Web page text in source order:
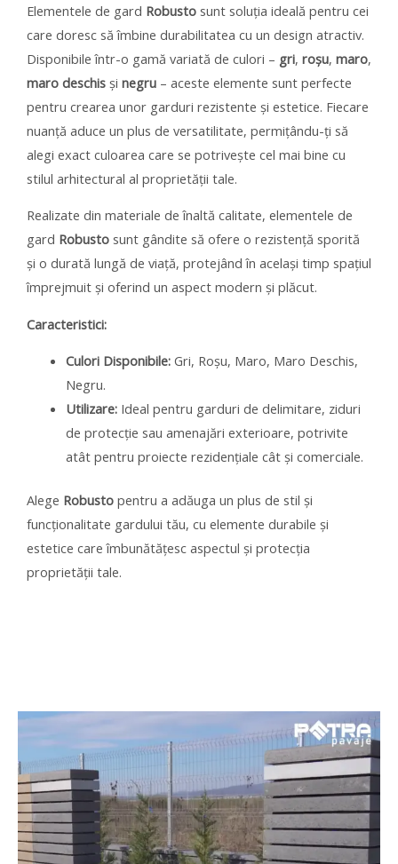
Elementele de gard Robusto sunt soluția ideală pentru cei
care doresc să îmbine durabilitatea cu un design atractiv.
Disponibile într-o gamă variată de culori – gri, roșu, maro,
maro deschis și negru – aceste elemente sunt perfecte
pentru crearea unor garduri rezistente și estetice. Fiecare
nuanță aduce un plus de versatilitate, permițându-ți să
alegi exact culoarea care se potrivește cel mai bine cu
stilul arhitectural al proprietății tale.
Realizate din materiale de înaltă calitate, elementele de
gard Robusto sunt gândite să ofere o rezistență sporită
și o durată lungă de viață, protejând în același timp spațiul
împrejmuit și oferind un aspect modern și plăcut.
Caracteristici:
Culori Disponibile:Gri, Roșu, Maro, Maro Deschis,
Negru.
Utilizare:Ideal pentru garduri de delimitare, ziduri
de protecție sau amenajări exterioare, potrivite
atât pentru proiecte rezidențiale cât și comerciale.
Alege Robusto pentru a adăuga un plus de stil și
funcționalitate gardului tău, cu elemente durabile și
estetice care îmbunătățesc aspectul și protecția
proprietății tale.